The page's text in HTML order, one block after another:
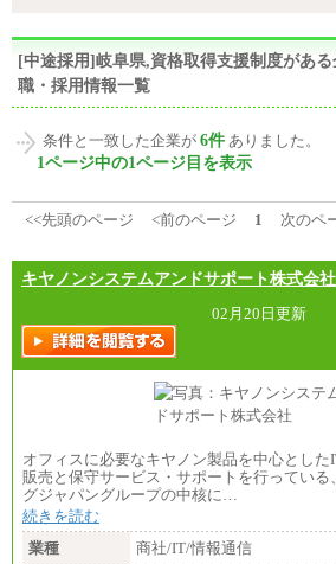
[中途採用]岐阜県,資格取得支援制度があ
職・採用情報一覧
条件と一致した企業が 6件 ありました。
1ページ中の1ページ目を表示
<<先頭のページ
<前のページ 1 次のペ
キヤノンシステムアンドサポート株式会社
02月20日更新
オフィスに必要なキヤノン製品を中心とし
販売と保守サービス・サポートを行っている
グジャパングループの中核に…
続きを読む
業種
商社/IT/情報通信